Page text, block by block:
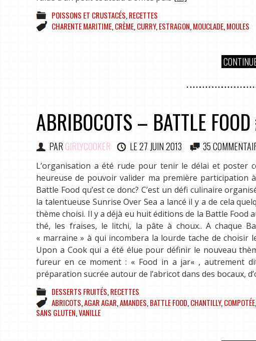
POISSONS ET CRUSTACÉS,RECETTES
CHARENTE MARITIME,CRÈME,CURRY,ESTRAGON,MOUCLADE,MOULES
ABRIBOCOTS – BATTLE
PAR GIRLYCOOKER LE27 JUIN 2013 35
L’organisation a été rude pour tenir le délai et poster
heureuse de pouvoir valider ma première participation
Battle Food qu’est ce donc? C’est un défi culinaire
la talentueuse Sunrise Over Sea a lancé il y a de cela
thème choisi. Il y a déjà eu huit éditions de la Battle Food
thé, les fraises, le litchi, la pâte à choux.. A chaque
« marraine » à qui incombera la lourde tache de choisir
Upon a Cook qui a été élue pour définir le nouveau
fureur en ce moment : « Food in a jar« , autrement
préparation sucrée autour de l’abricot dans des bocaux,
DESSERTS FRUITÉS,RECETTES
ABRICOTS,AGAR AGAR,AMANDES,BATTLE FOOD,CHANTILLY,COMPOTÉE,
SANS GLUTEN,VANILLE